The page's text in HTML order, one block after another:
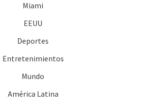
Miami
EEUU
Deportes
Entretenimientos
Mundo
América Latina